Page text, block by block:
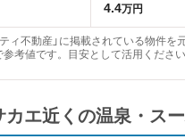
4.4万円
ィ不動産」に掲載されている物件
考値です。目安として活用ください
カエ近くの温泉・ス